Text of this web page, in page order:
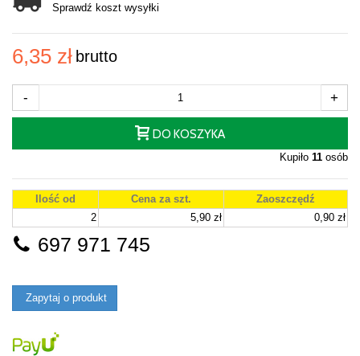
Sprawdź koszt wysyłki
6,35 zł brutto
- +
DO KOSZYKA
Kupiło 11 osób
Ilość od Cena za szt.
Zaoszczędź
2
5,90 zł 0,90 zł
697 971 745
Zapytaj o produkt